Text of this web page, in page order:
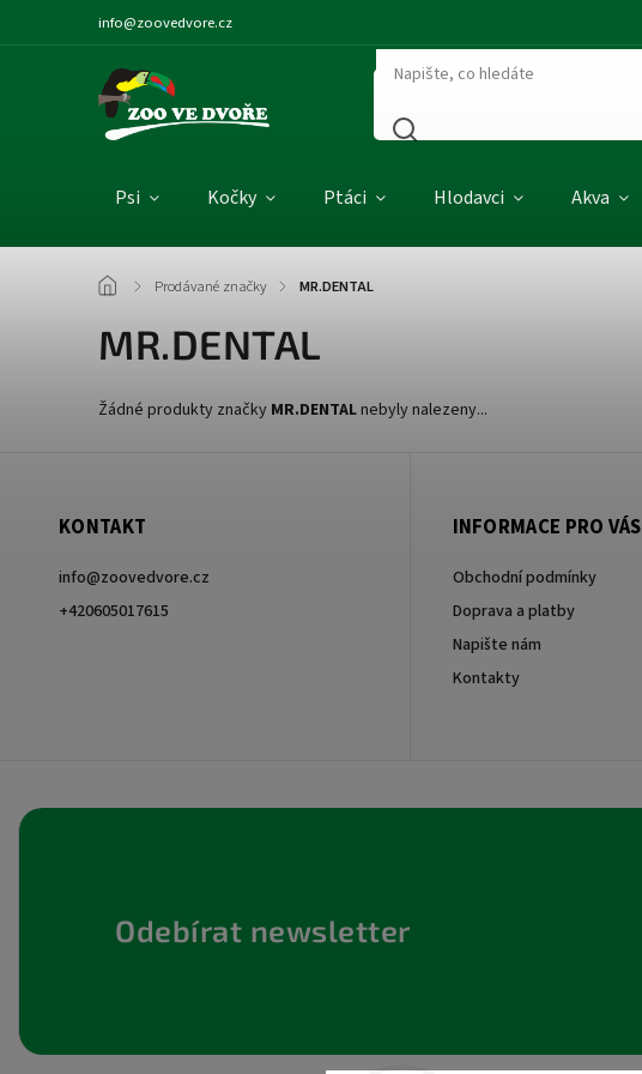
info@zoovedvore.cz
Psi Kočky Ptáci Hlodavci Akva
/ Prodávané značky / MR.DENTAL
MR.DENTAL
Žádné produkty značky MR.DENTALnebyly nalezeny...
KONTAKT
info@zoovedvore.cz
+420605017615
INFORMACE PRO VÁS
Obchodní podmínky
Doprava a platby
Napište nám
Kontakty
Odebírat newsletter